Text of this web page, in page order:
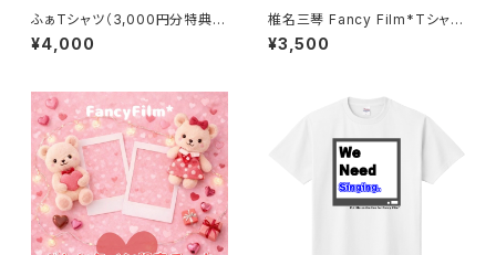
ふぁTシャツ（3,000円分特典券
付き）
¥4,000
椎名三琴 Fancy Film*Tシャツ
2024
¥3,500